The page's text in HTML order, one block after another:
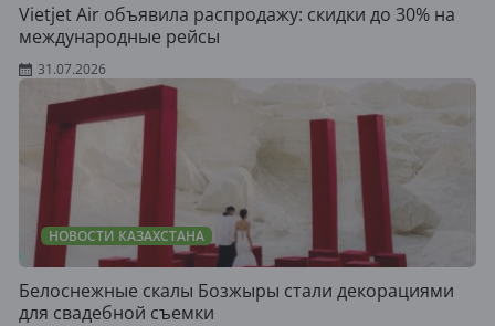
Vietjet Air объявила распродажу: скидки до 30% на
международные рейсы
31.07.2026
НОВОСТИ КАЗАХСТАНА
Белоснежные скалы Бозжыры стали декорациями
для свадебной съемки